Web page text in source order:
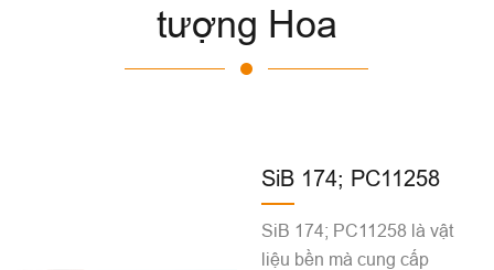
tượng Hoa
SiB 174; PC11258
SiB 174; PC11258 là vật
liệu bền mà cung cấp